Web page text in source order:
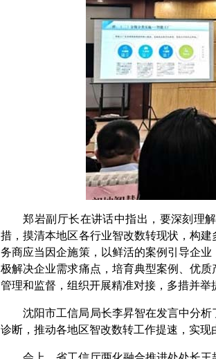
郑岩副厅长在讲话中指出，要深刻理
措，摸清本地区各行业智改数转现状，构
务商应当因企施策，以鲜活的案例引导企
极解决企业需求痛点，培育典型案例、优
管理和监督，组织开展精准对接，多措并举
沈阳市工信局局长李昇智在发言中分析
诊断，推动各地区智改数转工作提速，实现